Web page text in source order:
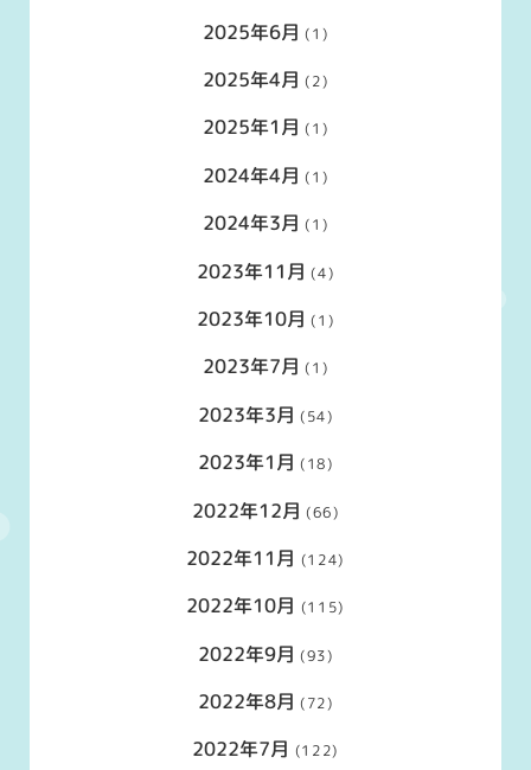
2025年6月 (1)
2025年4月 (2)
2025年1月 (1)
2024年4月 (1)
2024年3月 (1)
2023年11月 (4)
2023年10月 (1)
2023年7月 (1)
2023年3月 (54)
2023年1月 (18)
2022年12月 (66)
2022年11月 (124)
2022年10月 (115)
2022年9月 (93)
2022年8月 (72)
2022年7月 (122)